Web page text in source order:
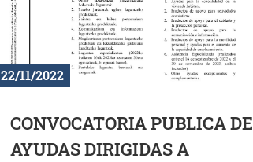
22/11/2022
CONVOCATORIA PUBLICA DE
AYUDAS DIRIGIDAS A